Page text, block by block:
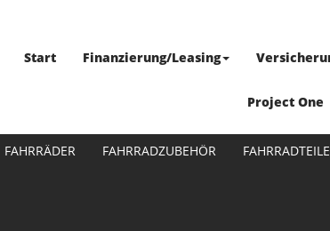
Start Finanzierung/Leasing
Project One
FAHRRÄDER FAHRRADZUBEHÖR FAHRRADTEILE